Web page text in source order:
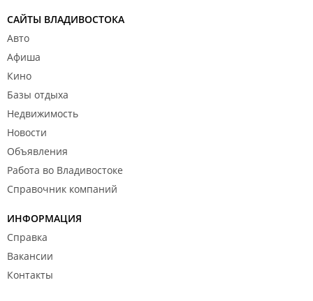
САЙТЫ ВЛАДИВОСТОКА
Авто
Афиша
Кино
Базы отдыха
Недвижимость
Новости
Объявления
Работа во Владивостоке
Справочник компаний
ИНФОРМАЦИЯ
Справка
Вакансии
Контакты